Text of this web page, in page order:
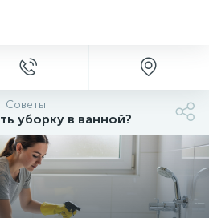
Советы
уборку в ванной?